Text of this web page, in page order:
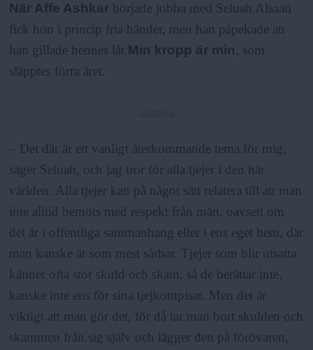
När Affe Ashkar började jobba med Seluah Alsaati
fick hon i princip fria händer, men han påpekade att
han gillade hennes låt Min kropp är min, som
släpptes förra året.
– Det där är ett vanligt återkommande tema för mig,
säger Seluah, och jag tror för alla tjejer i den här
världen. Alla tjejer kan på något sätt relatera till att man
inte alltid bemöts med respekt från män, oavsett om
det är i offentliga sammanhang eller i ens eget hem, där
man kanske är som mest sårbar. Tjejer som blir utsatta
känner ofta stor skuld och skam, så de berättar inte,
kanske inte ens för sina tjejkompisar. Men det är
viktigt att man gör det, för då tar man bort skulden och
skammen från sig själv och lägger den på förövaren,